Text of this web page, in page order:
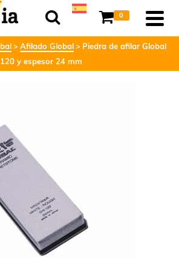
0
Afilado Global
Piedra de afilar Global
y espesor 24 mm